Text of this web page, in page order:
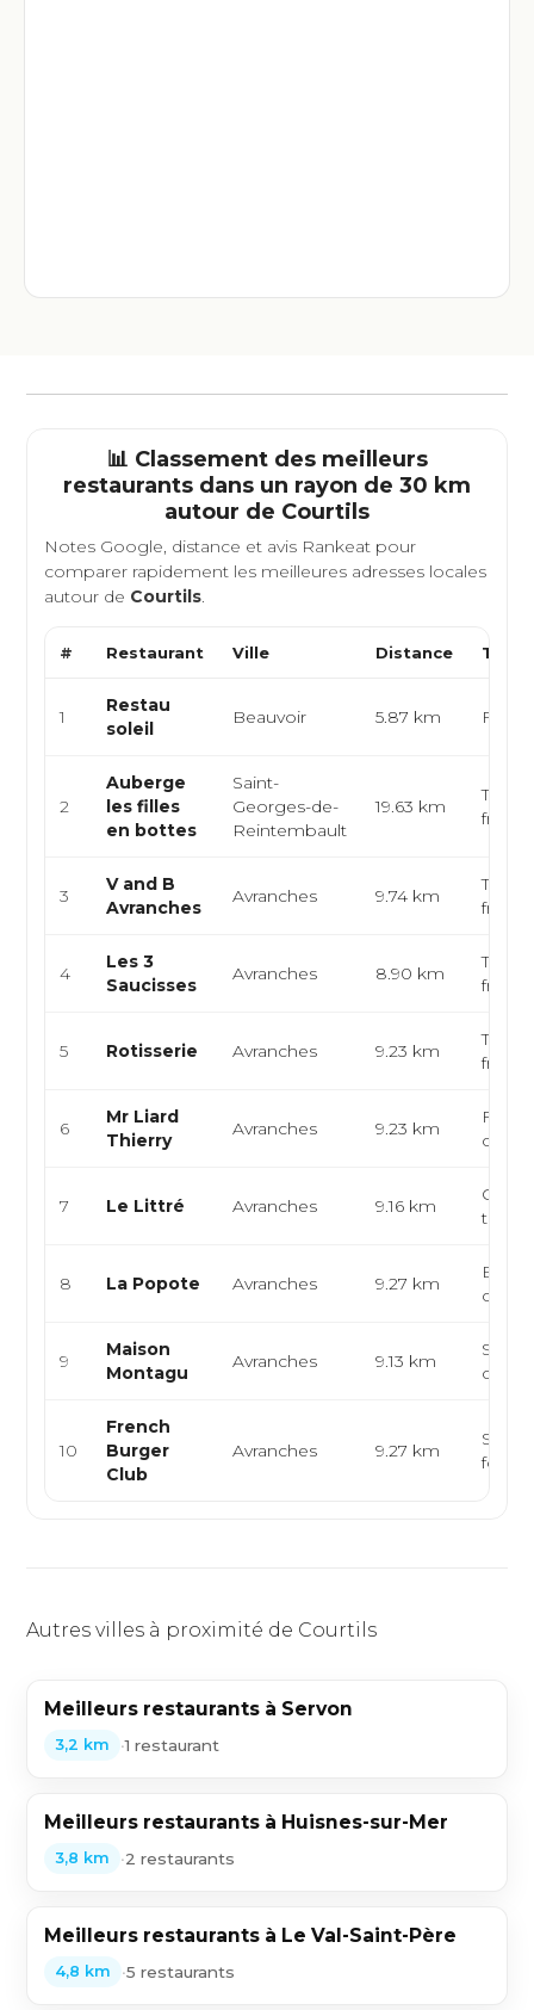
📊 Classement des meilleurs
restaurants dans un rayon de 30 km
autour de Courtils
Notes Google, distance et avis Rankeat pour
comparer rapidement les meilleures adresses locales
autour de Courtils.
# Restaurant Ville Distance Type
1
Restau
soleil
Beauvoir 5.87 km
2
Auberge
les filles
en bottes
Saint-
Georges-de-
Reintembault
19.63 km
Table
3
V and B
Avranches
Avranches 9.74 km
Table
4
Les 3
Saucisses
Avranches 8.90 km
Table
5 Rotisserie Avranches 9.23 km
Table
6
Mr Liard
Thierry
Avranches 9.23 km
Fast-
7 Le Littré Avranches 9.16 km
thé,
8 La Popote Avranches 9.27 km
9
Maison
Montagu
Avranches 9.13 km
10
French
Burger
Club
Avranches 9.27 km
food,
Autres villes à proximité de Courtils
Meilleurs restaurants à Servon
3,2 km •1 restaurant
Meilleurs restaurants à Huisnes-sur-Mer
3,8 km •2 restaurants
Meilleurs restaurants à Le Val-Saint-Père
4,8 km •5 restaurants